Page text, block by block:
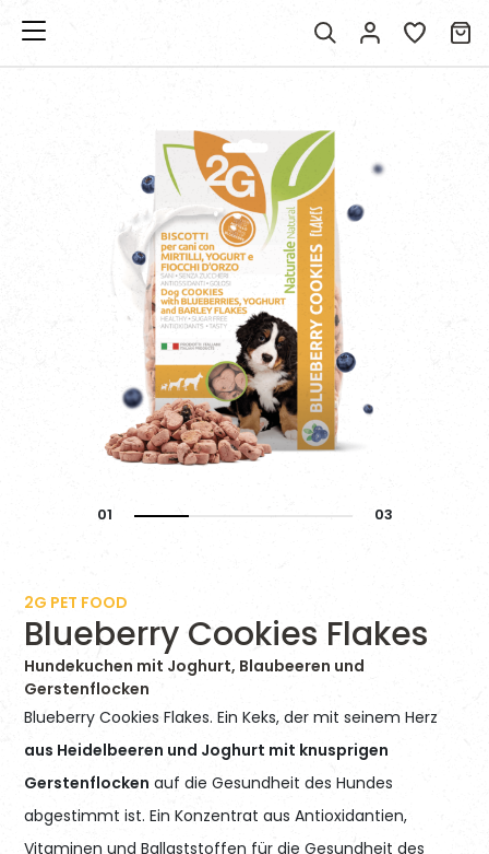
2G PET FOOD
Blueberry Cookies Flakes
Hundekuchen mit Joghurt, Blaubeeren und
Gerstenflocken
Blueberry Cookies Flakes. Ein Keks, der mit seinem Herz
aus Heidelbeeren und Joghurt mit knusprigen
Gerstenflocken auf die Gesundheit des Hundes
abgestimmt ist. Ein Konzentrat aus Antioxidantien,
Vitaminen und Ballaststoffen für die Gesundheit des